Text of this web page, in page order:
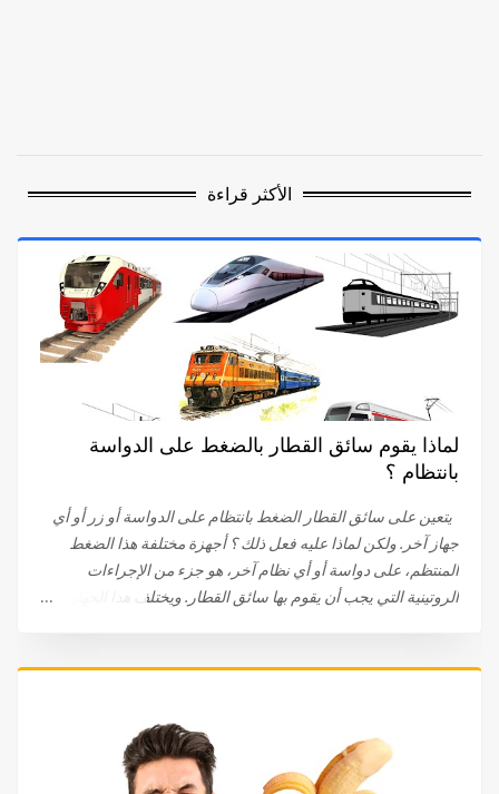
الأكثر قراءة
لماذا يقوم سائق القطار بالضغط على الدواسة
بانتظام ؟
يتعين على سائق القطار الضغط بانتظام على الدواسة أو زر أو أي
جهاز آخر. ولكن لماذا عليه فعل ذلك ؟ أجهزة مختلفة هذا الضغط
المنتظم، على دواسة أو أي نظام آخر، هو جزء من الإجراءات
الروتينية التي يجب أن يقوم بها سائق القطار. ويختلف هذا الجهاز
نقطة معينة، ثم الضغط عليها مرة أخرى. في بعض الحالات، يتعين
بعجلة القيادة أو المقود. طريقة لتفقد يقظة السائق أيا كان النظام أو
الجهاز (دواسة، زر..)، فإنه غالبا ما يطلق عليه، لسبب وجيه، جهاز
’’الرجل الميت‘‘. في الواقع، الغرض الكامل من الدواسة أو الزر هو